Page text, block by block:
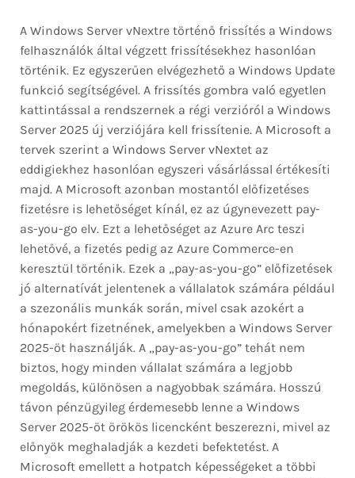
A Windows Server vNextre történő frissítés a Windows
felhasználók által végzett frissítésekhez hasonlóan
történik. Ez egyszerűen elvégezhető a Windows Update
funkció segítségével. A frissítés gombra való egyetlen
kattintással a rendszernek a régi verzióról a Windows
Server 2025 új verziójára kell frissítenie. A Microsoft a
tervek szerint a Windows Server vNextet az
eddigiekhez hasonlóan egyszeri vásárlással értékesíti
majd. A Microsoft azonban mostantól előfizetéses
fizetésre is lehetőséget kínál, ez az úgynevezett pay-
as-you-go elv. Ezt a lehetőséget az Azure Arc teszi
lehetővé, a fizetés pedig az Azure Commerce-en
keresztül történik. Ezek a „pay-as-you-go” előfizetések
jó alternatívát jelentenek a vállalatok számára például
a szezonális munkák során, mivel csak azokért a
hónapokért fizetnének, amelyekben a Windows Server
2025-öt használják. A „pay-as-you-go” tehát nem
biztos, hogy minden vállalat számára a legjobb
megoldás, különösen a nagyobbak számára. Hosszú
távon pénzügyileg érdemesebb lenne a Windows
Server 2025-öt örökös licencként beszerezni, mivel az
előnyök meghaladják a kezdeti befektetést. A
Microsoft emellett a hotpatch képességeket a többi